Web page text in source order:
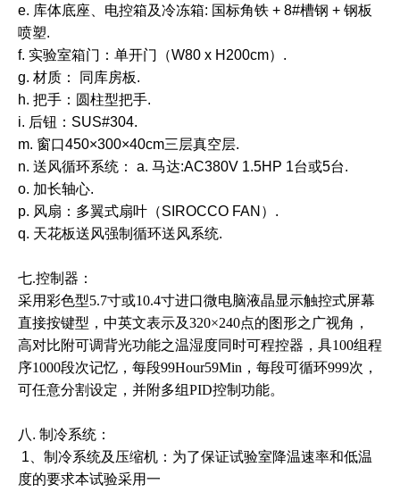
e. 库体底座、电控箱及冷冻箱: 国标角铁 + 8#槽钢 + 钢板
喷塑.
f. 实验室箱门：单开门（W80 x H200cm）.
g. 材质： 同库房板.
h. 把手：圆柱型把手.
i. 后钮：SUS#304.
m. 窗口450×300×40cm三层真空层.
n. 送风循环系统： a. 马达:AC380V 1.5HP 1台或5台.
o. 加长轴心.
p. 风扇：多翼式扇叶（SIROCCO FAN）.
q. 天花板送风强制循环送风系统.
七.控制器：
采用彩色型5.7寸或10.4寸进口微电脑液晶显示触控式屏幕
直接按键型，中英文表示及320×240点的图形之广视角，
高对比附可调背光功能之温湿度同时可程控器，具100组程
序1000段次记忆，每段99Hour59Min ，每段可循环999次，
可任意分割设定，并附多组PID控制功能。
八. 制冷系统：
1、制冷系统及压缩机：为了保证试验室降温速率和低温
度的要求本试验采用一